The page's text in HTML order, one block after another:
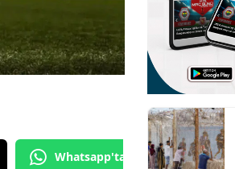
Whatsapp'tan Gönder